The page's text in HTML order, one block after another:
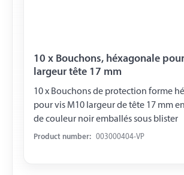
10 x Bouchons, héxagonale
largeur tête 17 mm
10 x Bouchons de protection forme
pour vis M10 largeur de tête 17 mm en plastique
de couleur noir emballés sous blister
Product number: 003000404-VP